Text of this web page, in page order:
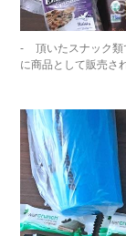
頂いたスナック
に商品として販売さ